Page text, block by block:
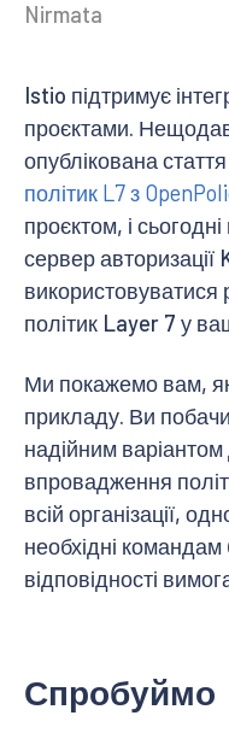
Nirmata
Istio підтримує
проєктами.
опублікована
політик L7 з
проєктом, і
сервер
політик Layer 7 у
Ми покажемо вам,
прикладу. Ви
надійним
впровадження
всій організації,
необхідні
відповідності
Спробуймо